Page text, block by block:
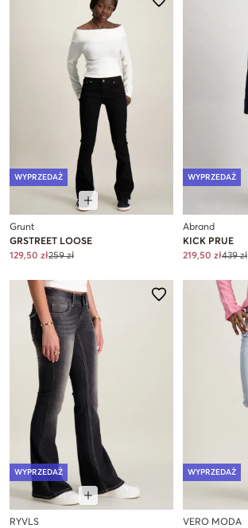
WYPRZEDAŻ
Grunt
GRSTREET LOOSE
129,50 zł259 zł
WYPRZEDAŻ
Abrand
KICK PRUE
219,50 zł439 zł
WYPRZEDAŻ
RYVLS
WYPRZEDAŻ
VERO MODA